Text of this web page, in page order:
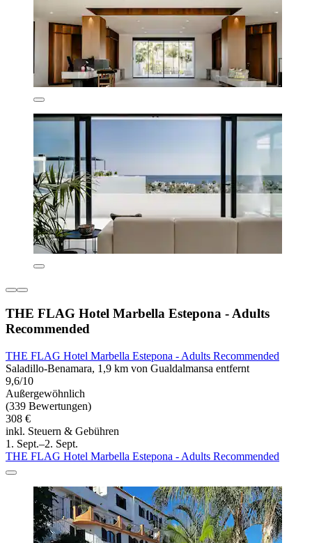
THE FLAG Hotel Marbella Estepona - Adults
Recommended
THE FLAG Hotel Marbella Estepona - Adults Recommended
Saladillo-Benamara, 1,9 km von Gualdalmansa entfernt
9,6/10
Außergewöhnlich
(339 Bewertungen)
308 €
inkl. Steuern & Gebühren
1. Sept.–2. Sept.
THE FLAG Hotel Marbella Estepona - Adults Recommended